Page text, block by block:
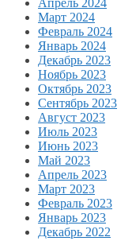
Апрель 2024
Март 2024
Февраль 2024
Январь 2024
Декабрь 2023
Ноябрь 2023
Октябрь 2023
Сентябрь 2023
Август 2023
Июль 2023
Июнь 2023
Май 2023
Апрель 2023
Март 2023
Февраль 2023
Январь 2023
Декабрь 2022